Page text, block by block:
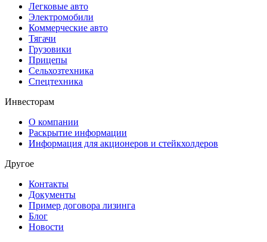
Легковые авто
Электромобили
Коммерческие авто
Тягачи
Грузовики
Прицепы
Сельхозтехника
Спецтехника
Инвесторам
О компании
Раскрытие информации
Информация для акционеров и стейкхолдеров
Другое
Контакты
Документы
Пример договора лизинга
Блог
Новости